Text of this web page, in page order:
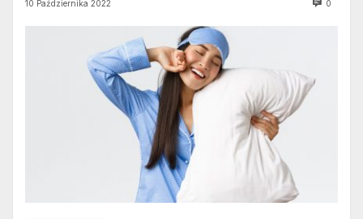
10 Października 2022 0